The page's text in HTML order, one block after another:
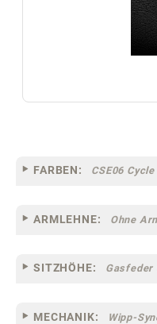
FARBEN: CSE06 Cycle
ARMLEHNE: Ohne
SITZHÖHE: Gasfeder
MECHANIK: Wipp-